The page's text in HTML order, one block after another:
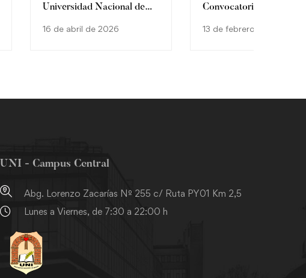
Universidad Nacional de
16 de abril de 2026
Convocatoria abierta –
13 de febrero de 2026
UNI - Campus Central
Abg. Lorenzo Zacarías Nº 255 c/ Ruta PY01 Km 2,5
Lunes a Viernes, de 7:30 a 22:00 h